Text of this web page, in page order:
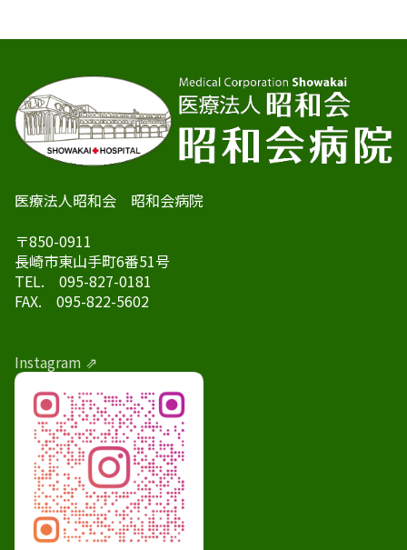
医療法人昭和会 昭和会病院
〒850-0911
長崎市東山手町6番51号
TEL. 095-827-0181
FAX. 095-822-5602
Instagram ⇗